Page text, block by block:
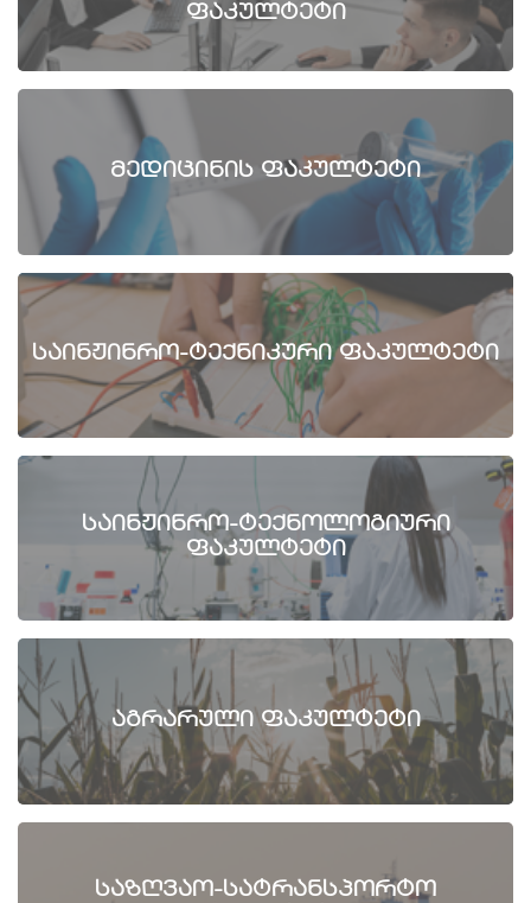
ფაკულტეტი
მედიცინის ფაკულტეტი
საინჟინრო-ტექნიკური ფაკულტეტი
საინჟინრო-ტექნოლოგიური
ფაკულტეტი
აგრარული ფაკულტეტი
საზღვაო-სატრანსპორტო